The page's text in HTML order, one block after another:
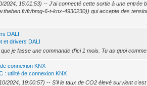
2024, 15:01:53) -- J'ai connecté cette sortie à une entrée
fr/bmg-6-t-knx-4930230)) qui accepte des
DALI
et drivers DALI
je fasse une commande d'ici 1 mois. Tu as quoi
connexion KNX
: utilité de connexion KNX
2024, 19:00:57) -- S'il le taux de CO2 élevé survient